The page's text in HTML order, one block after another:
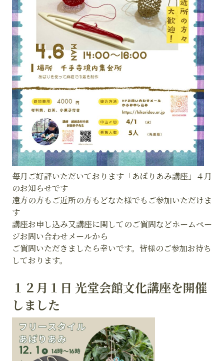
毎月ご好評いただいております「あばりあみ講座」４月
のお知らせです
遠方の方もご近所の方もどなた様でもご参加いただけま
す
講座お申し込み又講座に関してのご質問などホームペー
ジお問い合わせメールから
ご質問いただきましたら幸いです。皆様のご参加お待ち
しております。
１２月１日 光堂会館文化講座を開催
しました